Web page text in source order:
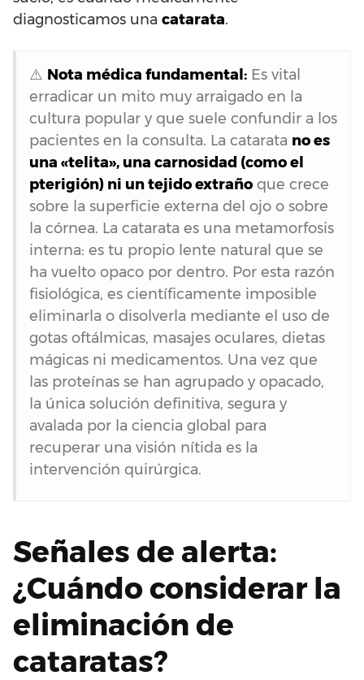
diagnosticamos una catarata.
⚠️ Nota médica fundamental: Es vital
erradicar un mito muy arraigado en la
cultura popular y que suele confundir a los
pacientes en la consulta. La catarata no es
una «telita», una carnosidad (como el
pterigión) ni un tejido extraño que crece
sobre la superficie externa del ojo o sobre
la córnea. La catarata es una metamorfosis
interna: es tu propio lente natural que se
ha vuelto opaco por dentro. Por esta razón
fisiológica, es científicamente imposible
eliminarla o disolverla mediante el uso de
gotas oftálmicas, masajes oculares, dietas
mágicas ni medicamentos. Una vez que
las proteínas se han agrupado y opacado,
la única solución definitiva, segura y
avalada por la ciencia global para
recuperar una visión nítida es la
intervención quirúrgica.
Señales de alerta:
¿Cuándo considerar la
eliminación de
cataratas?